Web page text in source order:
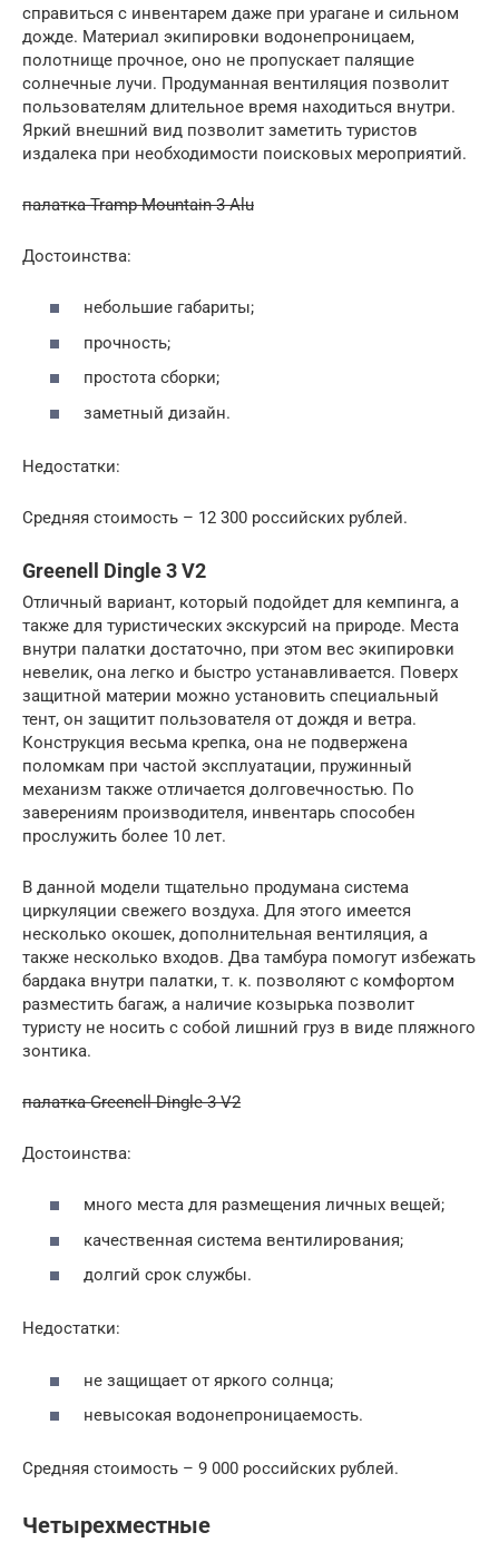
справиться с инвентарем даже при урагане и сильном
дожде. Материал экипировки водонепроницаем,
полотнище прочное, оно не пропускает палящие
солнечные лучи. Продуманная вентиляция позволит
пользователям длительное время находиться внутри.
Яркий внешний вид позволит заметить туристов
издалека при необходимости поисковых мероприятий.
палатка Tramp Mountain 3 Alu
Достоинства:
небольшие габариты;
прочность;
простота сборки;
заметный дизайн.
Недостатки:
Средняя стоимость – 12 300 российских рублей.
Greenell Dingle 3 V2
Отличный вариант, который подойдет для кемпинга, а
также для туристических экскурсий на природе. Места
внутри палатки достаточно, при этом вес экипировки
невелик, она легко и быстро устанавливается. Поверх
защитной материи можно установить специальный
тент, он защитит пользователя от дождя и ветра.
Конструкция весьма крепка, она не подвержена
поломкам при частой эксплуатации, пружинный
механизм также отличается долговечностью. По
заверениям производителя, инвентарь способен
прослужить более 10 лет.
В данной модели тщательно продумана система
циркуляции свежего воздуха. Для этого имеется
несколько окошек, дополнительная вентиляция, а
также несколько входов. Два тамбура помогут избежать
бардака внутри палатки, т. к. позволяют с комфортом
разместить багаж, а наличие козырька позволит
туристу не носить с собой лишний груз в виде пляжного
зонтика.
палатка Greenell Dingle 3 V2
Достоинства:
много места для размещения личных вещей;
качественная система вентилирования;
долгий срок службы.
Недостатки:
не защищает от яркого солнца;
невысокая водонепроницаемость.
Средняя стоимость – 9 000 российских рублей.
Четырехместные